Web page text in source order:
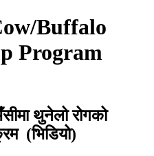
Buffalo
Program
थुनेलो रोगको
(भिडियो)